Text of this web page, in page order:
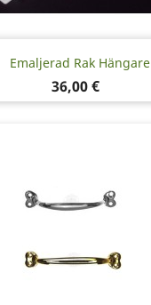
Emaljerad Rak Hängare
Pris
36,00 €